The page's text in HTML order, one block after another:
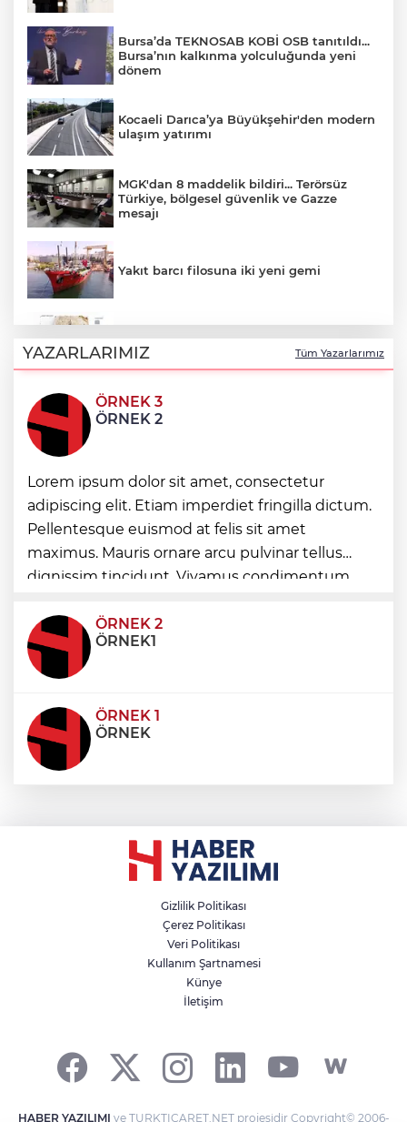
Bursa’da TEKNOSAB KOBİ OSB tanıtıldı...
Bursa’nın kalkınma yolculuğunda yeni
dönem
Kocaeli Darıca’ya Büyükşehir'den modern
ulaşım yatırımı
MGK'dan 8 maddelik bildiri... Terörsüz
Türkiye, bölgesel güvenlik ve Gazze
mesajı
Yakıt barcı filosuna iki yeni gemi
tek platformda
Türkiye ile Vietnam arasında 'hava'da
yeni dönem... Sefer kapasitesi artırıldı
Görevden uzaklaştırılan Utku Caner
Çaykara hakkında tahliye kararı
Fındık alım fiyatları açıklandı... Alımlar 24
Ağustos'ta başlıyor
YAZARLARIMIZ Tüm Yazarlarımız
ÖRNEK 3
ÖRNEK 2
Lorem ipsum dolor sit amet, consectetur
adipiscing elit. Etiam imperdiet fringilla dictum.
Pellentesque euismod at felis sit amet
maximus. Mauris ornare arcu pulvinar tellus
dignissim tincidunt. Vivamus condimentum
condimentum eros et, faucibus sapien. Praese
ÖRNEK 2
ÖRNEK1
ÖRNEK 1
ÖRNEK
Gizlilik Politikası
Çerez Politikası
Veri Politikası
Kullanım Şartnamesi
Künye
İletişim
HABER YAZILIMI ve TURKTICARET.NET projesidir Copyright© 2006-